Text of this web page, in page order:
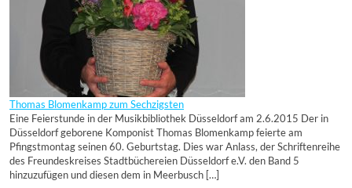
Thomas Blomenkamp zum Sechzigsten
Eine Feierstunde in der Musikbibliothek Düsseldorf am 2.6.2015 Der in
Düsseldorf geborene Komponist Thomas Blomenkamp feierte am
Pfingstmontag seinen 60. Geburtstag. Dies war Anlass, der Schriftenreihe
des Freundeskreises Stadtbüchereien Düsseldorf e.V. den Band 5
hinzuzufügen und diesen dem in Meerbusch […]